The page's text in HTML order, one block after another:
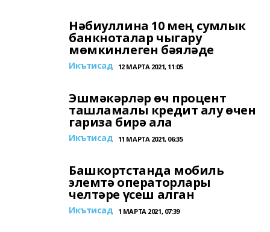
Нәбиуллина 10 мең сумлык
банкноталар чыгару
мөмкинлеген бәяләде
Икътисад 12 МАРТА 2021, 11:05
Эшмәкәрләр өч процент
ташламалы кредит алу өчен
гариза бирә ала
Икътисад 11 МАРТА 2021, 06:35
Башкортстанда мобиль
элемтә операторлары
челтәре үсеш алган
Икътисад 1 МАРТА 2021, 07:39